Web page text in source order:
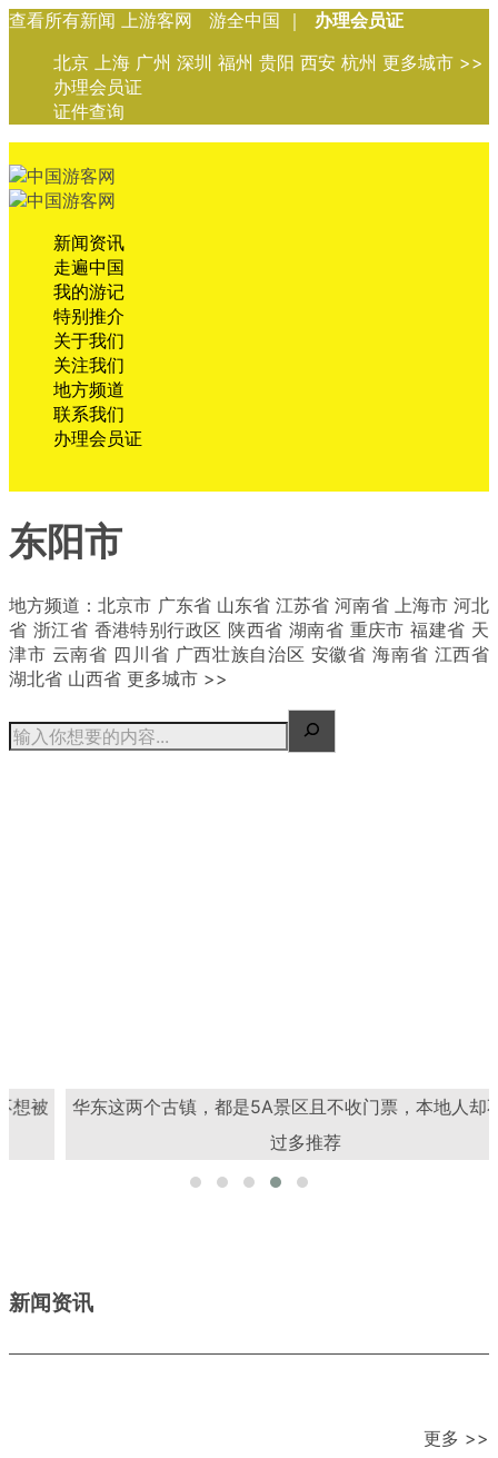
查看所有新闻 上游客网 游全中国 ｜
办理会员证
北京 上海 广州 深圳 福州 贵阳 西安 杭州 更多城市 >>
办理会员证
证件查询
新闻资讯
走遍中国
我的游记
特别推介
关于我们
关注我们
地方频道
联系我们
办理会员证
东阳市
地方频道：北京市 广东省 山东省 江苏省 河南省 上海市 河北
省 浙江省 香港特别行政区 陕西省 湖南省 重庆市 福建省 天
津市 云南省 四川省 广西壮族自治区 安徽省 海南省 江西省
湖北省 山西省 更多城市 >>
华东这两个古镇，都是5A景区且不收门票，本地人却不想被
过多推荐
新闻资讯
更多 >>